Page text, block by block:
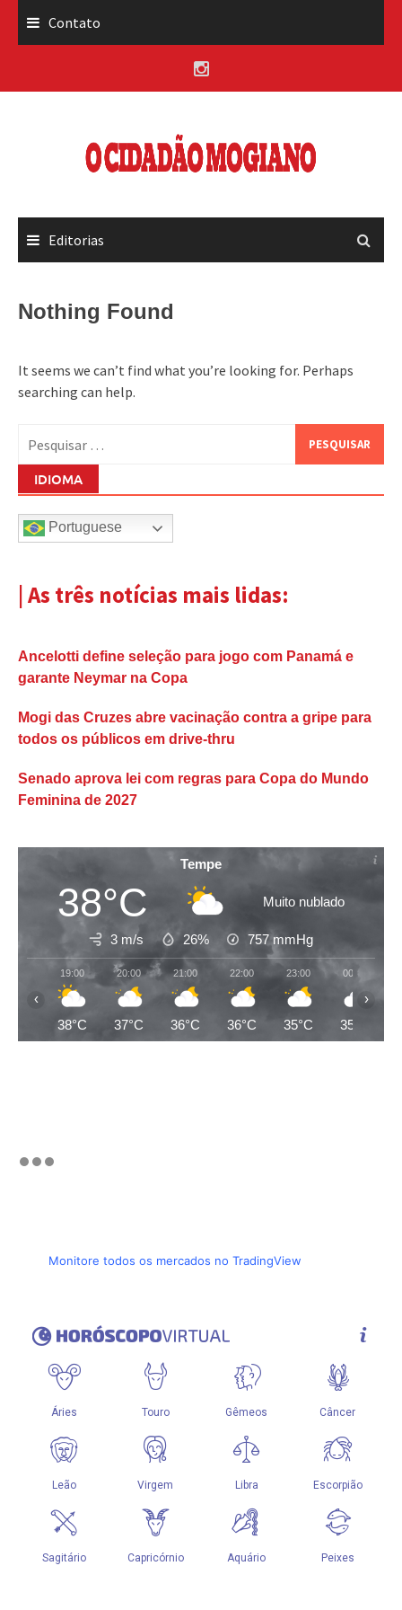
Contato
Editorias
Nothing Found
It seems we can’t find what you’re looking for. Perhaps
searching can help.
por:
IDIOMA
Portuguese
| As três notícias mais lidas:
Ancelotti define seleção para jogo com Panamá e
garante Neymar na Copa
Mogi das Cruzes abre vacinação contra a gripe para
todos os públicos em drive-thru
Senado aprova lei com regras para Copa do Mundo
Feminina de 2027
Tempe
38°C Muito nublado
3 m/s 26% 757 mmHg
19:00
38°C
20:00
37°C
21:00
36°C
22:00
36°C
23:00
35°C
00:00
35°C
‹ ›
Monitore todos os mercados no TradingView